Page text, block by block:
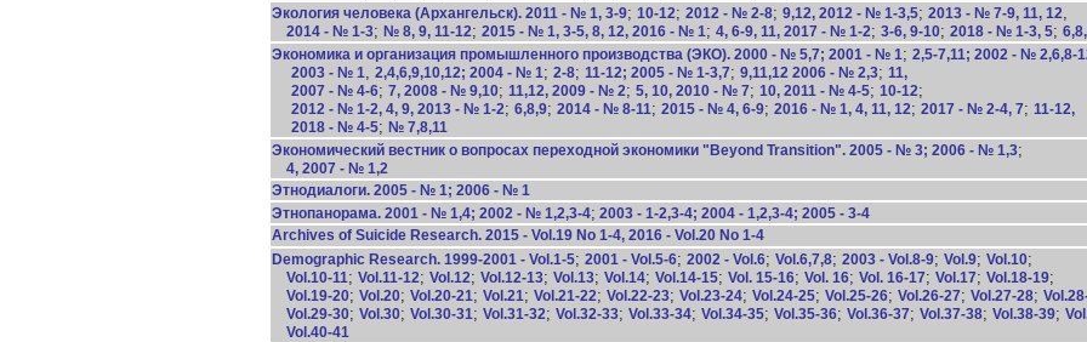
Экология человека (Архангельск). 2011 - № 1, 3-9; 10-12; 2012 - № 2-8; 9,12, 2012 - № 1-3,5; 2013 - № 7-9, 11, 12,
2014 - № 1-3; № 8, 9, 11-12; 2015 - № 1, 3-5, 8, 12, 2016 - № 1; 4, 6-9, 11, 2017 - № 1-2; 3-6, 9-10; 2018 - № 1-3, 5;
Экономика и организация промышленного производства (ЭКО). 2000 - № 5,7; 2001 - № 1; 2,5-7,11; 2002 - № 2,6,8-
2003 - № 1, 2,4,6,9,10,12; 2004 - № 1; 2-8; 11-12; 2005 - № 1-3,7; 9,11,12 2006 - № 2,3; 11,
2007 - № 4-6; 7, 2008 - № 9,10; 11,12, 2009 - № 2; 5, 10, 2010 - № 7; 10, 2011 - № 4-5; 10-12;
2012 - № 1-2, 4, 9, 2013 - № 1-2; 6,8,9; 2014 - № 8-11; 2015 - № 4, 6-9; 2016 - № 1, 4, 11, 12; 2017 - № 2-4, 7; 11-12,
2018 - № 4-5; № 7,8,11
Экономический вестник о вопросах переходной экономики "Beyond Transition". 2005 - № 3; 2006 - № 1,3;
4, 2007 - № 1,2
Этнодиалоги. 2005 - № 1; 2006 - № 1
Этнопанорама. 2001 - № 1,4; 2002 - № 1,2,3-4; 2003 - 1-2,3-4; 2004 - 1,2,3-4; 2005 - 3-4
Archives of Suicide Research. 2015 - Vol.19 No 1-4, 2016 - Vol.20 No 1-4
Demographic Research. 1999-2001 - Vol.1-5; 2001 - Vol.5-6; 2002 - Vol.6; Vol.6,7,8; 2003 - Vol.8-9; Vol.9; Vol.10;
Vol.10-11; Vol.11-12; Vol.12; Vol.12-13; Vol.13; Vol.14; Vol.14-15; Vol. 15-16; Vol. 16; Vol. 16-17; Vol.17; Vol.18-19;
Vol.19-20; Vol.20; Vol.20-21; Vol.21; Vol.21-22; Vol.22-23; Vol.23-24; Vol.24-25; Vol.25-26; Vol.26-27; Vol.27-28;
Vol.29-30; Vol.30; Vol.30-31; Vol.31-32; Vol.32-33; Vol.33-34; Vol.34-35; Vol.35-36; Vol.36-37; Vol.37-38; Vol.38-39;
Vol.40-41